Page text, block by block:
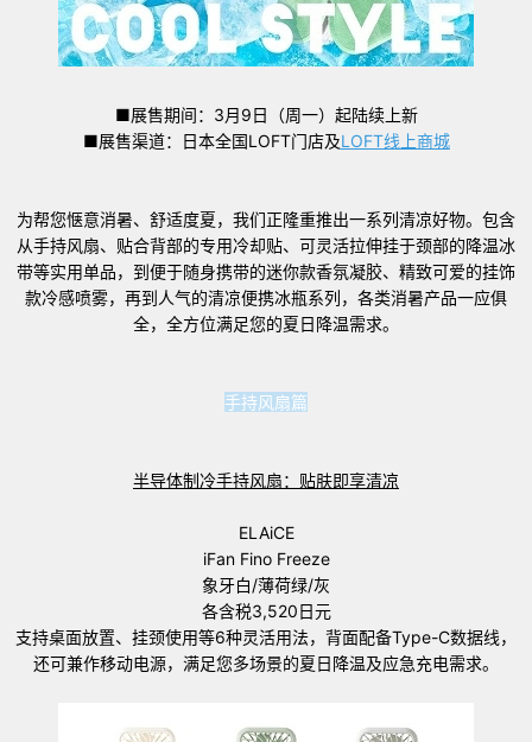
■展售期间：3月9日（周一）起陆续上新
■展售渠道：日本全国LOFT门店及LOFT线上商城
为帮您惬意消暑、舒适度夏，我们正隆重推出一系列清凉好物。包含
从手持风扇、贴合背部的专用冷却贴、可灵活拉伸挂于颈部的降温冰
带等实用单品，到便于随身携带的迷你款香氛凝胶、精致可爱的挂饰
款冷感喷雾，再到人气的清凉便携冰瓶系列，各类消暑产品一应俱
全，全方位满足您的夏日降温需求。
手持风扇篇
半导体制冷手持风扇：贴肤即享清凉
ELAiCE
iFan Fino Freeze
象牙白/薄荷绿/灰
各含税3,520日元
支持桌面放置、挂颈使用等6种灵活用法，背面配备Type-C数据线，
还可兼作移动电源，满足您多场景的夏日降温及应急充电需求。